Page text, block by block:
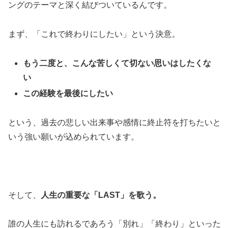
ングのテーマと深く結びついているんです。
まず、「これで終わりにしたい」という決意。
もう二度と、こんな苦しくて切ない思いはしたくな
い
この経験を最後にしたい
という、過去の悲しい出来事や感情に終止符を打ちたいと
いう強い願いが込められています。
そして、 人生の重要な「LAST」を歌う。
誰の人生にも訪れるであろう「別れ」「終わり」といった